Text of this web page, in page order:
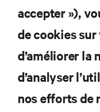
accepter »),
de cookies
d’améliorer la
d’analyser
nos efforts de